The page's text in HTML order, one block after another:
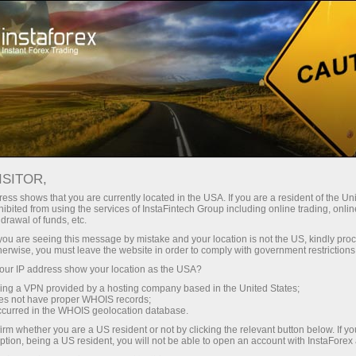
Трейдерам
Форекс аналитика
Экономический календарь
Календарь трейдера
Расписание важнейших экономических
индикаторов, событий и новостей. Показывает
время публикаций, важность новости и ее
способность повлиять на курс валют
shows that you are currently located in the USA. If you are a resident of the
from using the services of InstaFintech Group including online trading,
of funds, etc.
are seeing this message by mistake and your location is not the US, kindly
you must leave the website in order to comply with government
IP address show your location as the USA?
a VPN provided by a hosting company based in the United States;
not have proper WHOIS records;
in the WHOIS geolocation database.
whether you are a US resident or not by clicking the relevant button below. If
being a US resident, you will not be able to open an account with InstaForex